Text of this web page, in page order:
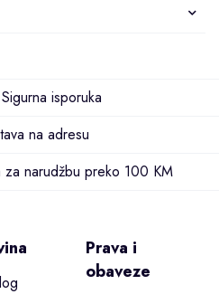
isporuka
na adresu
za narudžbu preko 100 KM
Prava i
obaveze